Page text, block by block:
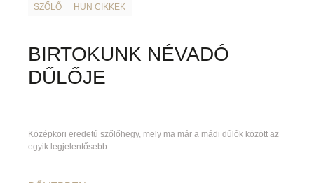
SZŐLŐ HUN CIKKEK
BIRTOKUNK NÉVADÓ
DŰLŐJE
Középkori eredetű szőlőhegy, mely ma már a mádi dűlők között az
egyik legjelentősebb.